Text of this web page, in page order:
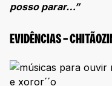
posso parar…”
EVIDÊNCIAS –